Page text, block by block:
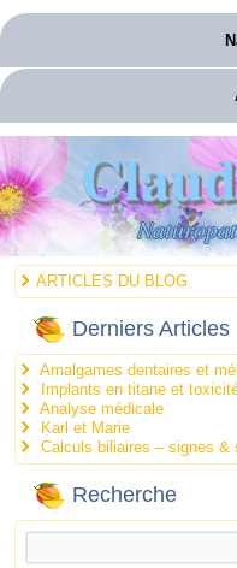
ARTICLES DU BLOG
Derniers Articles
Amalgames dentaires et
Implants en titane et
Analyse médicale
Karl et Marie
Calculs biliaires – signes &
Recherche